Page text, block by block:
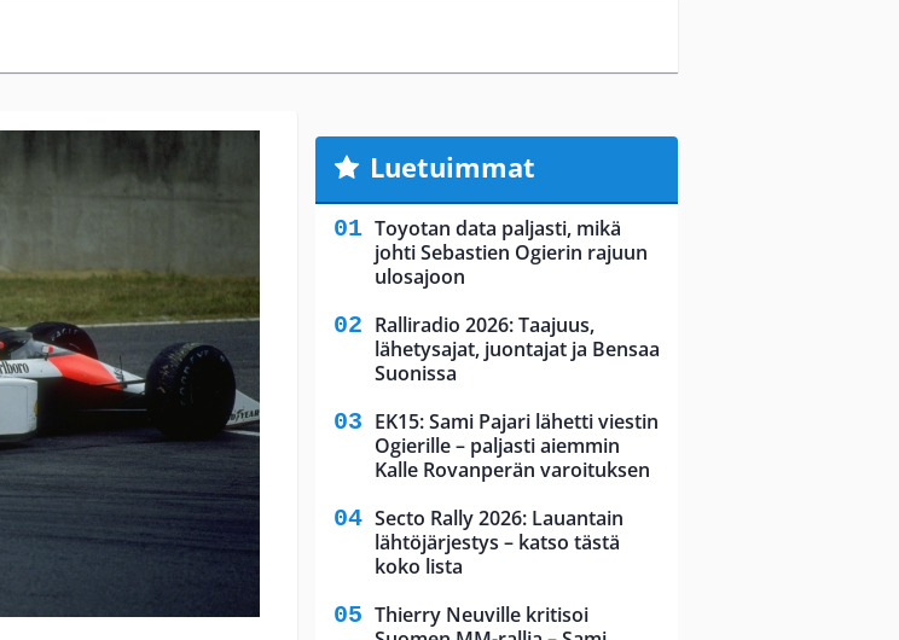
Luetuimmat
Toyotan data paljasti, mikä
johti Sebastien Ogierin rajuun
ulosajoon
Ralliradio 2026: Taajuus,
lähetysajat, juontajat ja Bensaa
Suonissa
EK15: Sami Pajari lähetti viestin
Ogierille – paljasti aiemmin
Kalle Rovanperän varoituksen
Secto Rally 2026: Lauantain
lähtöjärjestys – katso tästä
koko lista
Thierry Neuville kritisoi